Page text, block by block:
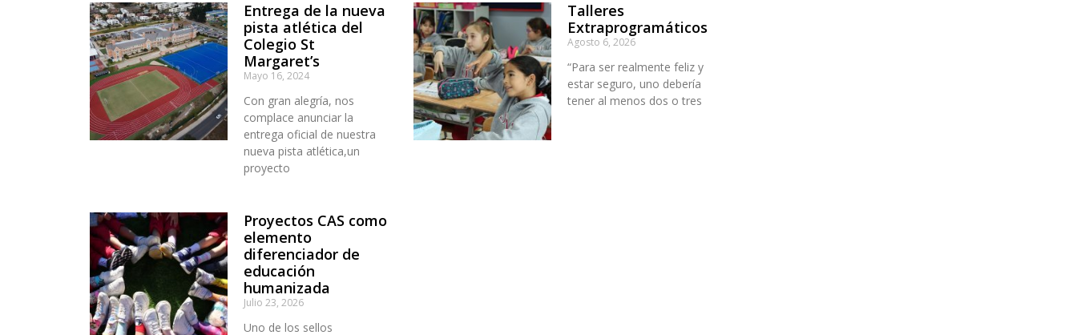
Entrega de la nueva
pista atlética del
Colegio St
Margaret’s
Mayo 16, 2024
Con gran alegría, nos
complace anunciar la
entrega oficial de nuestra
nueva pista atlética,un
proyecto
Talleres
Extraprogramáticos
Agosto 6, 2026
“Para ser realmente feliz y
estar seguro, uno debería
tener al menos dos o tres
Proyectos CAS como
elemento
diferenciador de
educación
humanizada
Julio 23, 2026
Uno de los sellos